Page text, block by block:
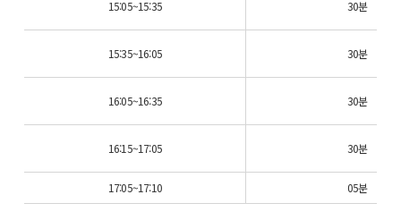
15:05~15:35 30분
15:35~16:05 30분
16:05~16:35 30분
16:15~17:05 30분
17:05~17:10 05분